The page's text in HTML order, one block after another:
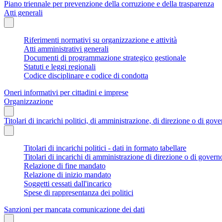
Piano triennale per prevenzione della corruzione e della trasparenza
Atti generali
Riferimenti normativi su organizzazione e attività
Atti amministrativi generali
Documenti di programmazione strategico gestionale
Statuti e leggi regionali
Codice disciplinare e codice di condotta
Oneri informativi per cittadini e imprese
Organizzazione
Titolari di incarichi politici, di amministrazione, di direzione o di
Titolari di incarichi politici - dati in formato tabellare
Titolari di incarichi di amministrazione di direzione o di
Relazione di fine mandato
Relazione di inizio mandato
Soggetti cessati dall'incarico
Spese di rappresentanza dei politici
Sanzioni per mancata comunicazione dei dati